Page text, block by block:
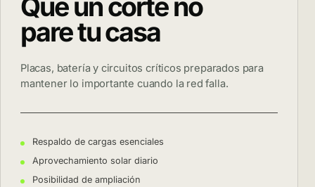
Que un corte no
pare tu casa
Placas, batería y circuitos críticos preparados para
mantener lo importante cuando la red falla.
Respaldo de cargas esenciales
Aprovechamiento solar diario
Posibilidad de ampliación